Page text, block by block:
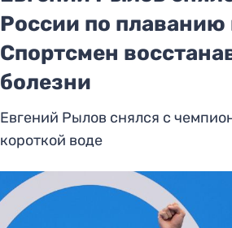
России по плаванию
Спортсмен
болезни
Евгений Рылов снялся с
короткой воде